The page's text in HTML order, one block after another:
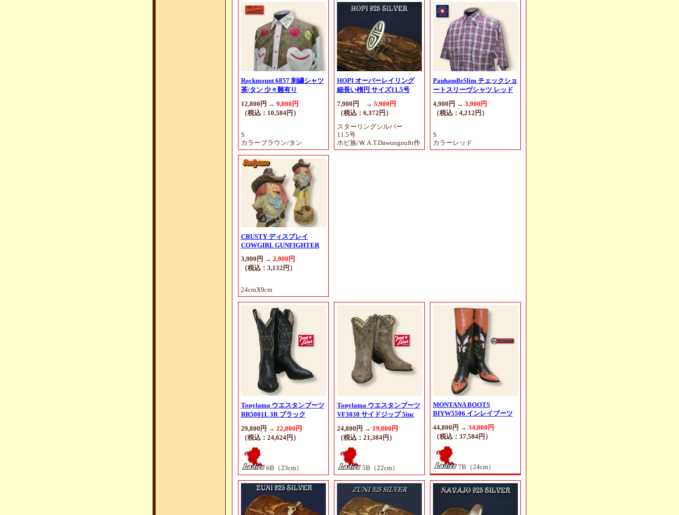
Rockmount 6857 刺繍シャツ
茶/タン 少々難有り
12,800円 → 9,800円
（税込：10,584円）
S
カラーブラウン/タン
HOPI オーバーレイリング
細長い楕円 サイズ11.5号
7,900円 → 5,900円
（税込：6,372円）
スターリングシルバー
11.5号
ホピ族/Ｗ.A.T.Dawungnufti作
PanhandleSlim チェックショ
ートスリーヴシャツ レッド
4,900円 → 3,900円
（税込：4,212円）
S
カラーレッド
CRUSTY ディスプレイ
COWGIRL GUNFIGHTER
3,900円 → 2,900円
（税込：3,132円）
24cmX9cm
Tonylama ウエスタンブーツ
RR5001L 3R ブラック
29,800円 → 22,800円
（税込：24,624円）
6B（23cm）
Tonylama ウエスタンブーツ
VF3030 サイドジップ 5inc
24,800円 → 19,800円
（税込：21,384円）
5B（22cm）
MONTANA BOOTS
BIYW5506 インレイブーツ
44,800円 → 34,800円
（税込：37,584円）
7B（24cm）